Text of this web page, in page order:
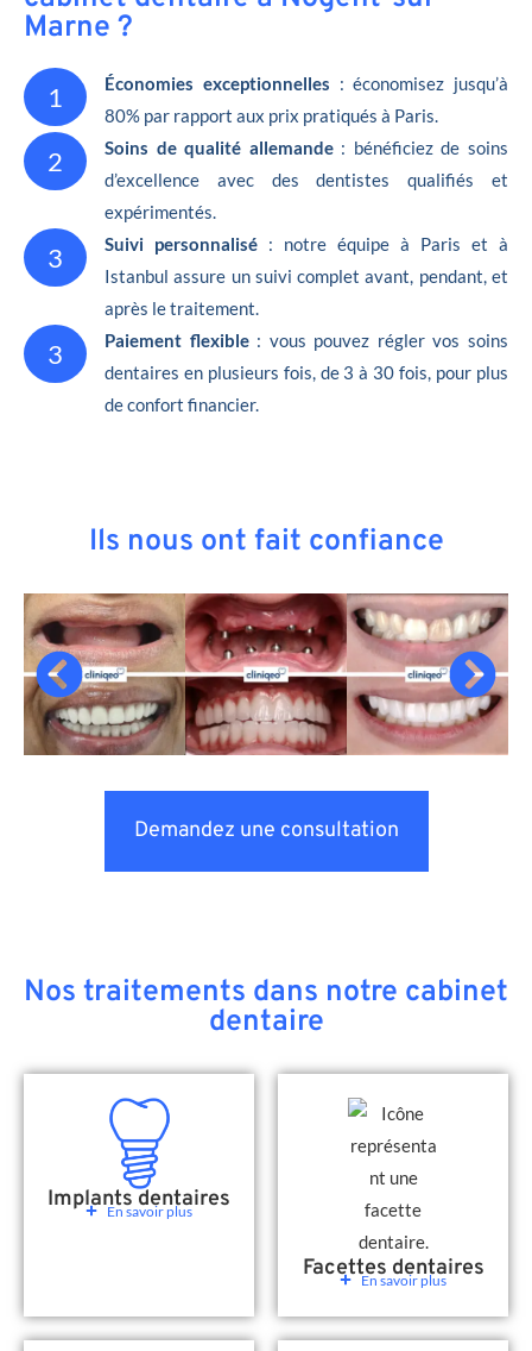
Marne ?
1 Économies exceptionnelles : économisez jusqu’à
80% par rapport aux prix pratiqués à Paris.
2 Soins de qualité allemande: bénéficiez de soins
d’excellence avec des dentistes qualifiés et
expérimentés.
3 Suivi personnalisé : notre équipe à Paris et à
Istanbul assure un suivi complet avant, pendant, et
après le traitement.
3 Paiement flexible: vous pouvez régler vos soins
dentaires en plusieurs fois, de 3 à 30 fois, pour plus
de confort financier.
Ils nous ont fait confiance
Demandez une consultation
Nos traitements dans notre cabinet
dentaire
Implants dentaires
En savoir plus
Facettes dentaires
En savoir plus